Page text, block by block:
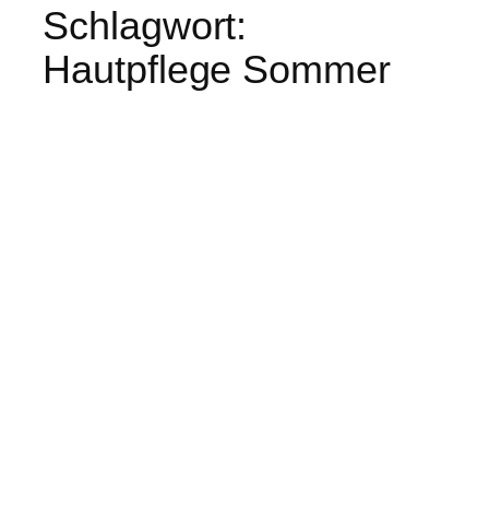
Schlagwort:
Hautpflege Sommer